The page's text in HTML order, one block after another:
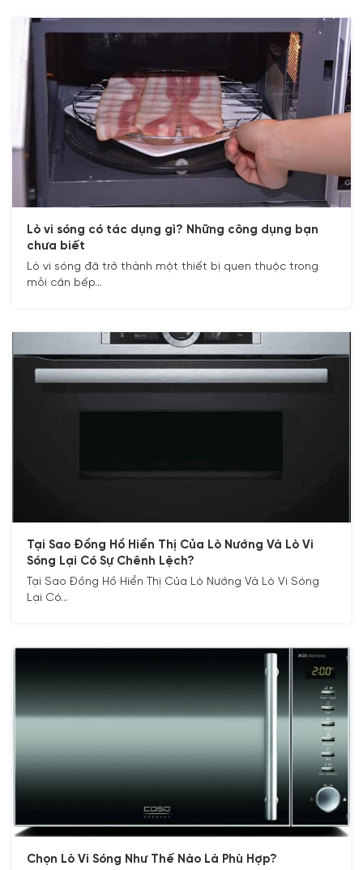
Lò vi sóng có tác dụng gì? Những công dụng bạn
chưa biết
Lò vi sóng đã trở thành một thiết bị quen thuộc trong
mỗi căn bếp...
Tại Sao Đồng Hồ Hiển Thị Của Lò Nướng Và Lò Vi
Sóng Lại Có Sự Chênh Lệch?
Tại Sao Đồng Hồ Hiển Thị Của Lò Nướng Và Lò Vi Sóng
Lại Có...
Chọn Lò Vi Sóng Như Thế Nào Là Phù Hợp?